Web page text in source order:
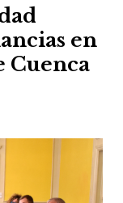
en
Cuenca